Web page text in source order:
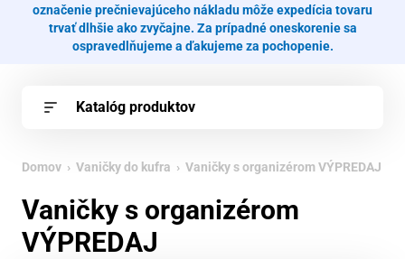
označenie prečnievajúceho nákladu môže expedícia tovaru
trvať dlhšie ako zvyčajne. Za prípadné oneskorenie sa
ospravedlňujeme a ďakujeme za pochopenie.
Katalóg produktov
Domov › Vaničky do kufra › Vaničky s organizérom VÝPREDAJ
Vaničky s organizérom
VÝPREDAJ